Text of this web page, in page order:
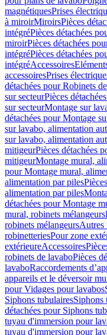
magnétiquesPrises
à miroirMiroirsPièces
intégréPièces détachées
miroirPièces détachées
intégréPièces détachées
intégréAccessoires
accessoiresPrises
détachées pour Robinets
sur secteurPièces
sur secteurMontage sur
détachées pour Montage
sur lavabo, alimentation
sur lavabo, alimentation
mitigeurPièces détachées
mitigeurMontage mural,
pour Montage mural,
alimentation par piles
alimentation par piles
détachées pour Montage
mural, robinets mélangeurs
robinets mélangeursAutres
robinetteriesPour zone
extérieureAccessoires
robinets de lavaboPièces
lavaboRaccordements
appareils et le déversoir
pour Vidages pour lavabos
Siphons tubulairesSiphons
détachées pour Siphons
tuyau d'immersion pour
tuyau d'immersion pour